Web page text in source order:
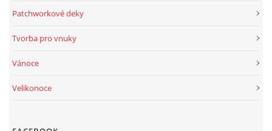
Patchworkové deky
Tvorba pro vnuky
Vánoce
Velikonoce